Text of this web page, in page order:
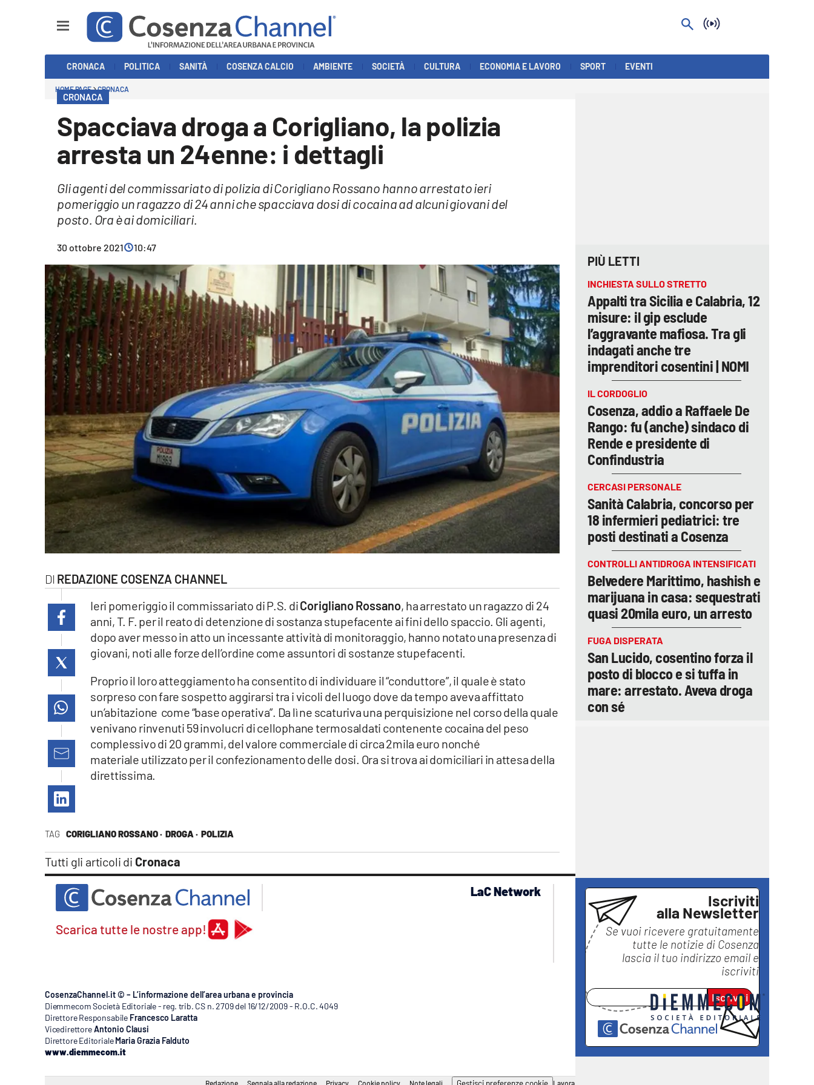
Economia e Lavoro
Streaming
lacitymag.it
catanzarochannel.it
CRONACA POLITICA SANITÀ COSENZA CALCIO AMBIENTE SOCIETÀ CULTURA ECONOMIA E LAVORO SPORT EVENTI
HOME PAGE CRONACA
CRONACA
Spacciava droga a Corigliano, la polizia
arresta un 24enne: i dettagli
Gli agenti del commissariato di polizia di Corigliano Rossano hanno arrestato ieri
pomeriggio un ragazzo di 24 anni che spacciava dosi di cocaina ad alcuni giovani del
posto. Ora è ai domiciliari.
30 ottobre 2021 10:47
REDAZIONE COSENZA CHANNEL
TAG CORIGLIANO ROSSANO · DROGA · POLIZIA
Tutti gli articoli di Cronaca
Ieri pomeriggio il commissariato di P.S. diCorigliano Rossano, ha arrestato un ragazzo di 24
anni, T. F. per il reato di detenzione di sostanza stupefacente ai fini dello spaccio. Gli agenti,
dopo aver messo in atto un incessante attività di monitoraggio, hanno notato una presenza di
giovani, noti alle forze dell’ordine come assuntori di sostanze stupefacenti.
Proprio il loro atteggiamento ha consentito di individuare il “conduttore”, il quale è stato
sorpreso con fare sospetto aggirarsi tra i vicoli del luogo dove da tempo aveva affittato
un’abitazione come “base operativa”. Da lì ne scaturiva una perquisizione nel corso della quale
venivano rinvenuti 59 involucri di cellophane termosaldati contenente cocaina del peso
complessivo di 20 grammi, del valore commerciale di circa 2mila euro nonché
materiale utilizzato per il confezionamento delle dosi. Ora si trova ai domiciliari in attesa della
direttissima.
PIÙ LETTI
INCHIESTA SULLO STRETTO
Appalti tra Sicilia e Calabria, 12
misure: il gip esclude
l’aggravante mafiosa. Tra gli
indagati anche tre
imprenditori cosentini | NOMI
IL CORDOGLIO
Cosenza, addio a Raffaele De
Rango: fu (anche) sindaco di
Rende e presidente di
Confindustria
CERCASI PERSONALE
Sanità Calabria, concorso per
18 infermieri pediatrici: tre
posti destinati a Cosenza
CONTROLLI ANTIDROGA INTENSIFICATI
Belvedere Marittimo, hashish e
marijuana in casa: sequestrati
quasi 20mila euro, un arresto
FUGA DISPERATA
San Lucido, cosentino forza il
posto di blocco e si tuffa in
mare: arrestato. Aveva droga
con sé
Iscriviti
alla Newsletter
Se vuoi ricevere gratuitamente
tutte le notizie di Cosenza
lascia il tuo indirizzo email e
iscriviti
Iscriviti
Scarica tutte le nostre app!
LaC Network
lacplay.it
lactv.it
laconair.it
lacitymag.it
lacapitalenews.it
ilreggino.it
ilvibonese.it
catanzarochannel.it
CosenzaChannel.it © – L’informazione dell’area urbana e provincia
Diemmecom Società Editoriale - reg. trib. CS n. 2709 del 16/12/2009 - R.O.C. 4049
Direttore Responsabile Francesco Laratta
VicedirettoreAntonio Clausi
Direttore Editoriale Maria Grazia Falduto
www.diemmecom.it